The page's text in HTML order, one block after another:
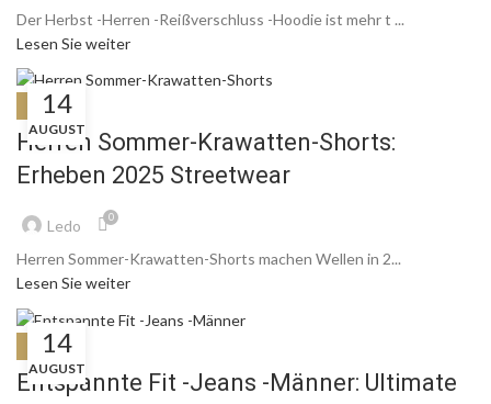
Der Herbst -Herren -Reißverschluss -Hoodie ist mehr t ...
Lesen Sie weiter
14
AUGUST
BLOG
Herren Sommer-Krawatten-Shorts:
Erheben 2025 Streetwear
Ledo 0
Herren Sommer-Krawatten-Shorts machen Wellen in 2...
Lesen Sie weiter
14
AUGUST
BLOG
Entspannte Fit -Jeans -Männer: Ultimate